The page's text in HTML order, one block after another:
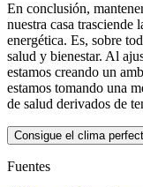
En conclusión,
nuestra casa trasciende
energética. Es, sobre
salud y bienestar. Al
estamos creando un
estamos tomando una
de salud derivados de
Consigue el clima
Fuentes